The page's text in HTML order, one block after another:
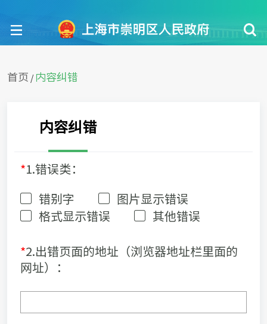
首页 / 内容纠错
内容纠错
*1.错误类：
错别字
图片显示错误
格式显示错误
其他错误
*2.出错页面的地址（浏览器地址栏里面的
网址）：